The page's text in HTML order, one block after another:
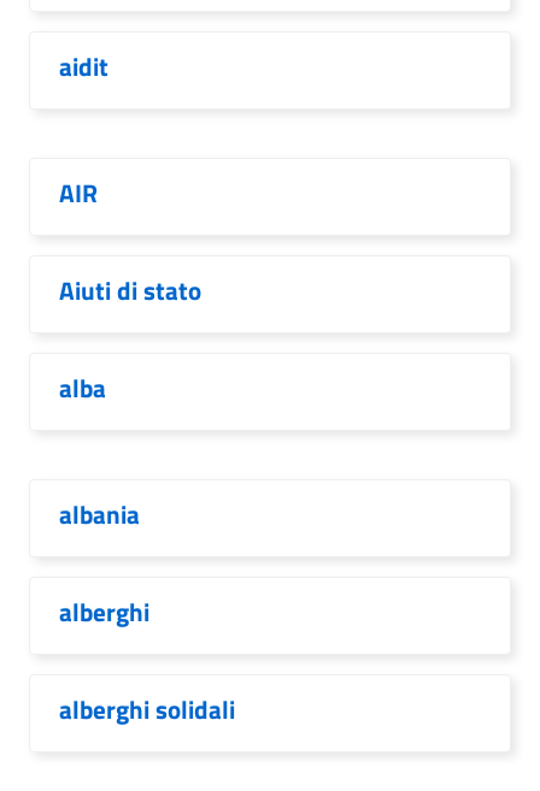
aidit
AIR
Aiuti di stato
alba
albania
alberghi
alberghi solidali